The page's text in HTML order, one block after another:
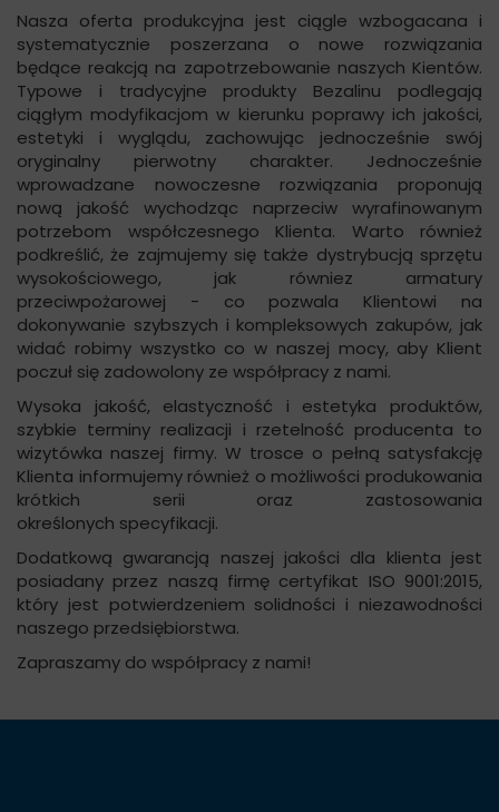
Nasza oferta produkcyjna jest ciągle wzbogacana i
systematycznie poszerzana o nowe rozwiązania
będące reakcją na zapotrzebowanie naszych Kientów.
Typowe i tradycyjne produkty Bezalinu podlegają
ciągłym modyfikacjom w kierunku poprawy ich jakości,
estetyki i wyglądu, zachowując jednocześnie swój
oryginalny pierwotny charakter. Jednocześnie
wprowadzane nowoczesne rozwiązania proponują
nową jakość wychodząc naprzeciw wyrafinowanym
potrzebom współczesnego Klienta. Warto również
podkreślić, że zajmujemy się także dystrybucją sprzętu
wysokościowego, jak równiez armatury
przeciwpożarowej - co pozwala Klientowi na
dokonywanie szybszych i kompleksowych zakupów, jak
widać robimy wszystko co w naszej mocy, aby Klient
poczuł się zadowolony ze współpracy z nami.
Wysoka jakość, elastyczność i estetyka produktów,
szybkie terminy realizacji i rzetelność producenta to
wizytówka naszej firmy. W trosce o pełną satysfakcję
Klienta informujemy również o możliwości produkowania
krótkich serii oraz zastosowania
określonych specyfikacji.
Dodatkową gwarancją naszej jakości dla klienta jest
posiadany przez naszą firmę certyfikat ISO 9001:2015,
który jest potwierdzeniem solidności i niezawodności
naszego przedsiębiorstwa.
Zapraszamy do współpracy z nami!